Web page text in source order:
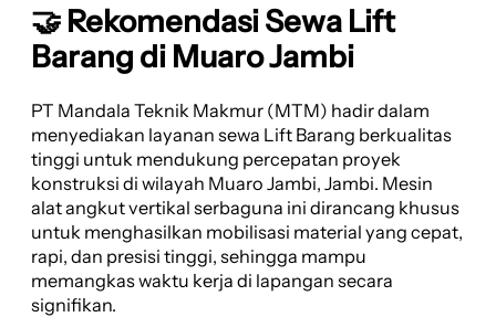
🤝 Rekomendasi Sewa Lift
Barang di Muaro Jambi
PT Mandala Teknik Makmur (MTM) hadir dalam
menyediakan layanan sewa Lift Barang berkualitas
tinggi untuk mendukung percepatan proyek
konstruksi di wilayah Muaro Jambi, Jambi. Mesin
alat angkut vertikal serbaguna ini dirancang khusus
untuk menghasilkan mobilisasi material yang cepat,
rapi, dan presisi tinggi, sehingga mampu
memangkas waktu kerja di lapangan secara
signifikan.